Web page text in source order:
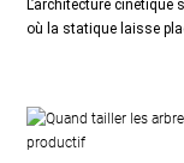
L’architecture cinétique
où la statique laisse